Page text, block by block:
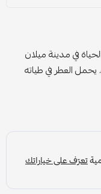
في مدينة ميلان
يحمل العطر في طياته